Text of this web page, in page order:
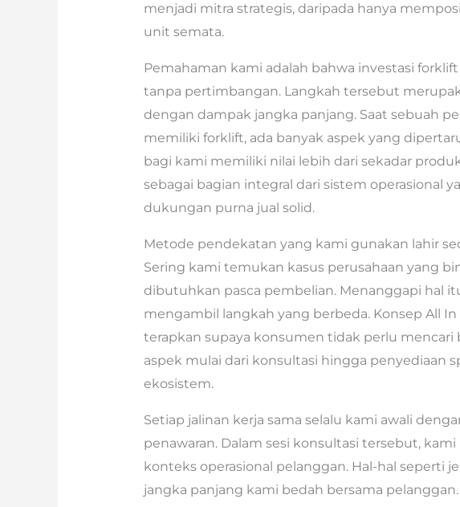
menjadi mitra strategis, daripada hanya
unit semata.
Pemahaman kami adalah bahwa investasi
tanpa pertimbangan. Langkah tersebut
dengan dampak jangka panjang. Saat sebuah
memiliki forklift, ada banyak aspek yang
bagi kami memiliki nilai lebih dari sekadar
sebagai bagian integral dari sistem operasional
dukungan purna jual solid.
Metode pendekatan yang kami gunakan lahir
Sering kami temukan kasus perusahaan yang
dibutuhkan pasca pembelian. Menanggapi hal
mengambil langkah yang berbeda. Konsep All
terapkan supaya konsumen tidak perlu mencari
aspek mulai dari konsultasi hingga penyediaan
ekosistem.
Setiap jalinan kerja sama selalu kami awali
penawaran. Dalam sesi konsultasi tersebut,
konteks operasional pelanggan. Hal-hal seperti
jangka panjang kami bedah bersama